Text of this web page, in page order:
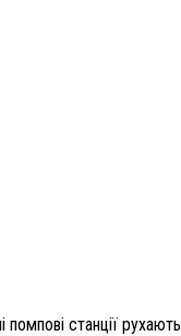
станції